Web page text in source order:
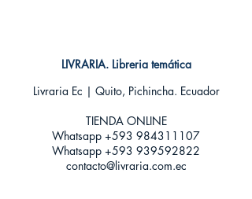
LIVRARIA. Libreria temática
Livraria Ec | Quito, Pichincha. Ecuador
TIENDA ONLINE​
Whatsapp +593 984311107
Whatsapp +593 939592822
contacto@livraria.com.ec